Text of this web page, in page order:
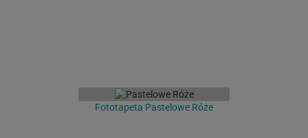
Fototapeta Pastelowe Róże